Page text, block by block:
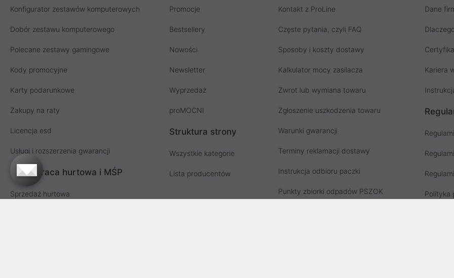
Konfigurator zestawów komputerowych
Dobór zestawu komputerowego
Polecane zestawy gamingowe
Kody promocyjne
Karty podarunkowe
Zakupy na raty
Licencja esd
Usługi i rozszerzenia gwarancji
Współpraca hurtowa i MŚP
Sprzedaż hurtowa
Promocje
Bestsellery
Nowości
Newsletter
Wyprzedaż
proMOCNI
Struktura strony
Wszystkie kategorie
Lista producentów
Kontakt z ProLine
Częste pytania, czyli FAQ
Sposoby i koszty dostawy
Kalkulator mocy zasilacza
Zwrot lub wymiana towaru
Zgłoszenie uszkodzenia towaru
Warunki gwarancji
Terminy reklamacji dostawy
Instrukcja odbioru paczki
Punkty zbiorki odpadów PSZOK
Dane
Kariera
Polityka